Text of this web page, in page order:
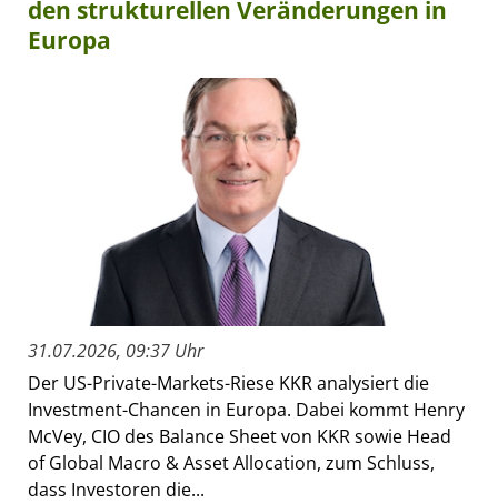
den strukturellen Veränderungen in
Europa
31.07.2026, 09:37 Uhr
Der US-Private-Markets-Riese KKR analysiert die
Investment-Chancen in Europa. Dabei kommt Henry
McVey, CIO des Balance Sheet von KKR sowie Head
of Global Macro & Asset Allocation, zum Schluss,
dass Investoren die...